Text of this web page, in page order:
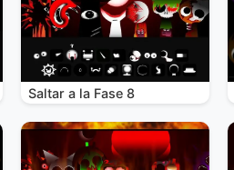
Saltar a la Fase 8